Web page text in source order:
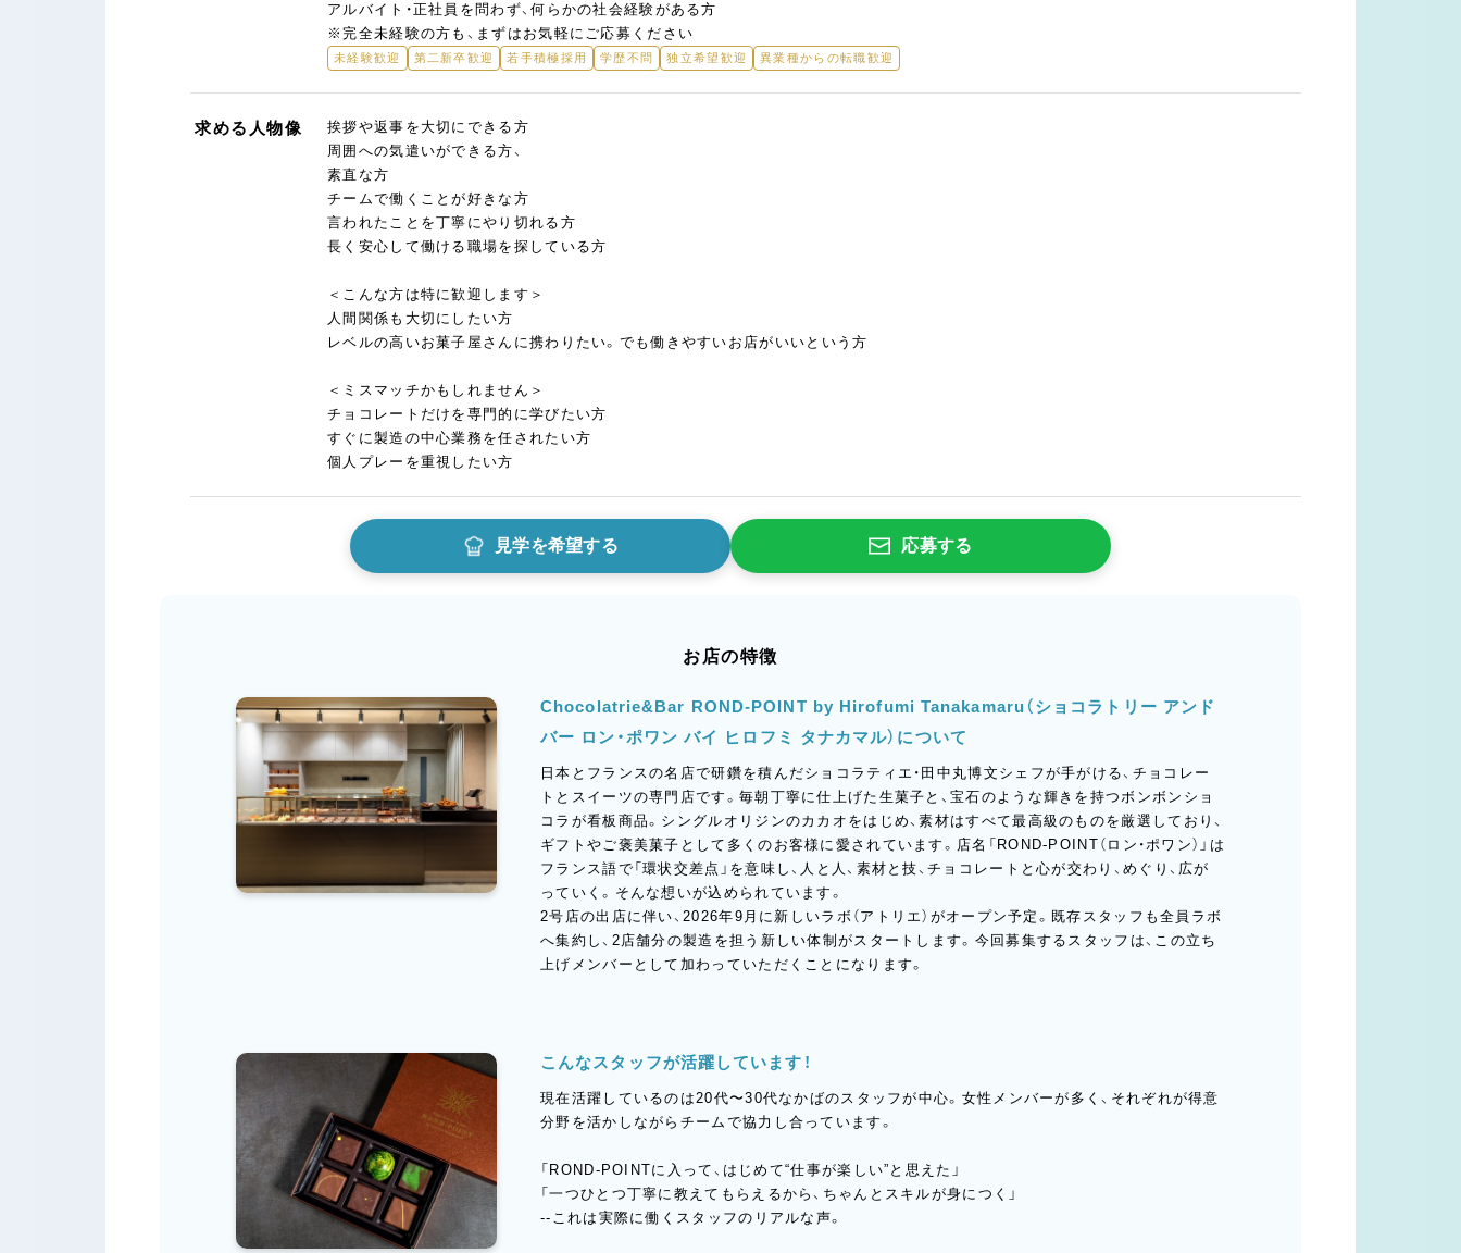
アルバイト・正社員を問わず、何らかの社会経験がある方
※完全未経験の方も、まずはお気軽にご応募ください
未経験歓迎 第二新卒歓迎 若手積極採用 学歴不問 独立希望歓迎 異業種からの転職歓迎
求める人物像
挨拶や返事を大切にできる方
周囲への気遣いができる方、
素直な方
チームで働くことが好きな方
言われたことを丁寧にやり切れる方
長く安心して働ける職場を探している方
＜こんな方は特に歓迎します＞
人間関係も大切にしたい方
レベルの高いお菓子屋さんに携わりたい。でも働きやすいお店がいいという方
＜ミスマッチかもしれません＞
チョコレートだけを専門的に学びたい方
すぐに製造の中心業務を任されたい方
個人プレーを重視したい方
見学を希望する 応募する
お店の特徴
Chocolatrie&Bar ROND-POINT by Hirofumi Tanakamaru（ショコラトリー アンド
バー ロン・ポワン バイ ヒロフミ タナカマル）について
日本とフランスの名店で研鑽を積んだショコラティエ・田中丸博文シェフが手がける、チョコレー
トとスイーツの専門店です。毎朝丁寧に仕上げた生菓子と、宝石のような輝きを持つボンボンショ
コラが看板商品。シングルオリジンのカカオをはじめ、素材はすべて最高級のものを厳選しており、
ギフトやご褒美菓子として多くのお客様に愛されています。店名「ROND-POINT（ロン・ポワン）」は
フランス語で「環状交差点」を意味し、人と人、素材と技、チョコレートと心が交わり、めぐり、広が
っていく。そんな想いが込められています。
2号店の出店に伴い、2026年9月に新しいラボ（アトリエ）がオープン予定。既存スタッフも全員ラボ
へ集約し、2店舗分の製造を担う新しい体制がスタートします。今回募集するスタッフは、この立ち
上げメンバーとして加わっていただくことになります。
こんなスタッフが活躍しています！
現在活躍しているのは20代〜30代なかばのスタッフが中心。女性メンバーが多く、それぞれが得意
分野を活かしながらチームで協力し合っています。
「ROND-POINTに入って、はじめて“仕事が楽しい”と思えた」
「一つひとつ丁寧に教えてもらえるから、ちゃんとスキルが身につく」
--これは実際に働くスタッフのリアルな声。